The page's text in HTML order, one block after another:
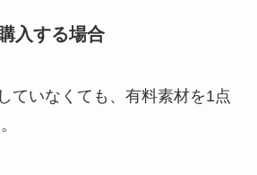
入する場合
ていなくても、有料素材を1点